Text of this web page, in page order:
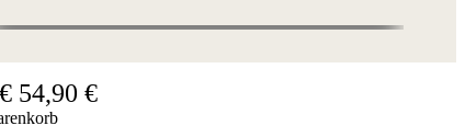
54,90 €